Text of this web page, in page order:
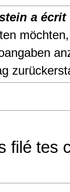
a écrit
filé tes